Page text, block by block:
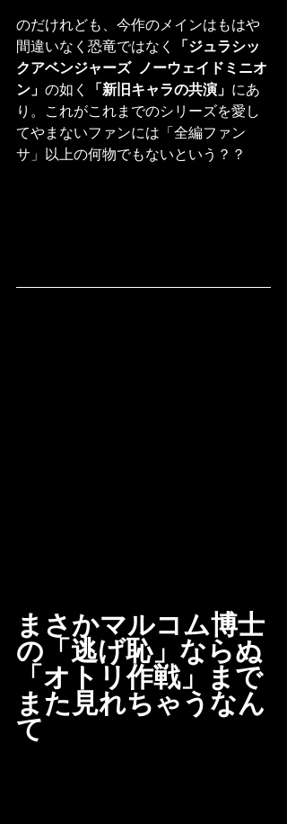
のだけれども、今作のメインはもはや
間違いなく恐竜ではなく
「ジュラシッ
クアベンジャーズ  ノーウェイドミニオ
ン」 の如く 「新旧キャラの共演」 にあ
り。これがこれまでのシリーズを愛し
てやまないファンには「全編ファン
サ」以上の何物でもないという？？
まさかマルコム博士
の「逃げ恥」ならぬ
「オトリ作戦」まで
また見れちゃうなん
て